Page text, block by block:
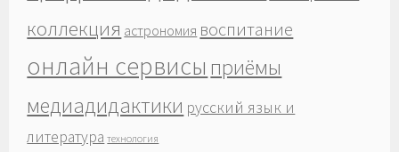
коллекция астрономия воспитание
онлайн сервисы приёмы
медиадидактики русский язык и
литература технология